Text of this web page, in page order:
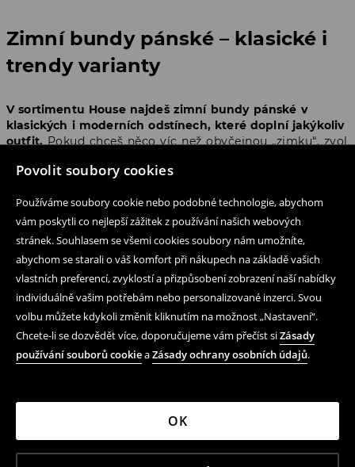
Povolit soubory cookies
Používáme soubory cookie nebo podobné technologie, abychom
vám poskytli co nejlepší zážitek z používání našich webových
stránek. Souhlasem se všemi cookies soubory nám umožníte,
abychom se starali o váš komfort při nákupech na základě vašich
vlastních preferencí, zvyklostí a přizpůsobení zobrazení naší nabídky
individuálně vašim potřebám nebo personalizované inzerci. Svou
volbu můžete kdykoli změnit kliknutím na možnost „Nastavení“.
Chcete-li se dozvědět více, doporučujeme vám přečíst siZásady
používání souborů cookieaZásady ochrany osobních údajů.
OK
Zimní bundy pánské – klasické i
trendy varianty
V sortimentu House najdeš zimní bundy pánské v
klasických i moderních odstínech, které doplní jakýkoliv
outfit.Pokud chceš něco víc než obyčejnou „zimku“, zvol
texturou. Některé modely kombinují hladké látky s
bundy se hodí jak ke sportovnímu outfitu, tak i k
městskému stylu.
Nejlepší pánské zimní bundy –
tipy, podle čeho vybírat
Aby ses zorientoval v tolika možnostech, zde jsou
klíčová kritéria pro nejlepší pánské zimní bundy, které
Vhodná výplň– zimní bundy by měly mít dostatek
izolace, ale ne příliš překážející vrstvy.
Kapuce– ideálně nastavitelná nebo odnímatelná.